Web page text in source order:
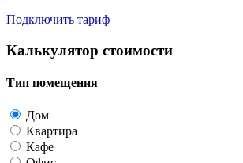
Подключить тариф
Калькулятор стоимости
Тип помещения
Дом
Квартира
Кафе